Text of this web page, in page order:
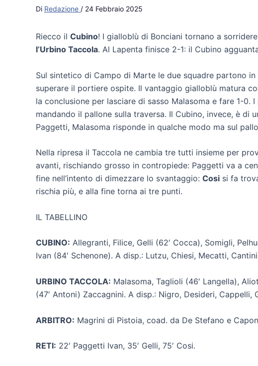
Di Redazione / 24 Febbraio 2025
Riecco il Cubino! I gialloblù di Bonciani tornano a
l’Urbino Taccola. Al Lapenta finisce 2-1: il Cubino
Sul sintetico di Campo di Marte le due squadre partono
superare il portiere ospite. Il vantaggio gialloblù matura
la conclusione per lasciare di sasso Malasoma e fare 1-
mandando il pallone sulla traversa. Il Cubino, invece, è
Paggetti, Malasoma risponde in qualche modo ma sul
Nella ripresa il Taccola ne cambia tre tutti insieme per
avanti, rischiando grosso in contropiede: Paggetti va a
fine nell’intento di dimezzare lo svantaggio: Cosi si fa
rischia più, e alla fine torna ai tre punti.
IL TABELLINO
CUBINO: Allegranti, Filice, Gelli (62′ Cocca), Somigli,
Ivan (84′ Schenone). A disp.: Lutzu, Chiesi, Mecatti,
URBINO TACCOLA: Malasoma, Taglioli (46′ Langella),
(47′ Antoni) Zaccagnini. A disp.: Nigro, Desideri, Cappelli,
ARBITRO: Magrini di Pistoia, coad. da De Stefano e
RETI: 22′ Paggetti Ivan, 35′ Gelli, 75′ Cosi.